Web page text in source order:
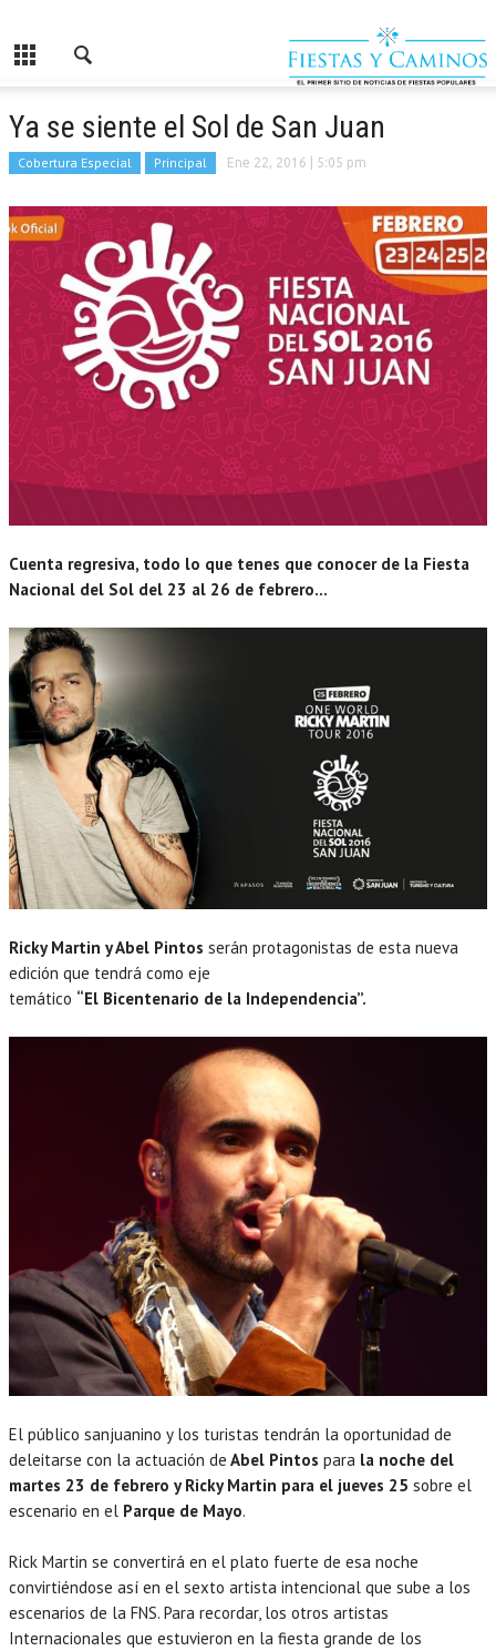
Ya se siente el Sol de San Juan
Cobertura Especial Principal Ene 22, 2016 | 5:05 pm
Cuenta regresiva, todo lo que tenes que conocer de la Fiesta
Nacional del Sol del 23 al 26 de febrero…
Ricky Martin y Abel Pintos serán protagonistas de esta nueva
edición que tendrá como eje
temático “El Bicentenario de la Independencia”.
El público sanjuanino y los turistas tendrán la oportunidad de
deleitarse con la actuación de Abel Pintos para la noche del
martes 23 de febrero y Ricky Martin para el jueves 25 sobre el
escenario en el Parque de Mayo.
Rick Martin se convertirá en el plato fuerte de esa noche
convirtiéndose así en el sexto artista intencional que sube a los
escenarios de la FNS. Para recordar, los otros artistas
Internacionales que estuvieron en la fiesta grande de los